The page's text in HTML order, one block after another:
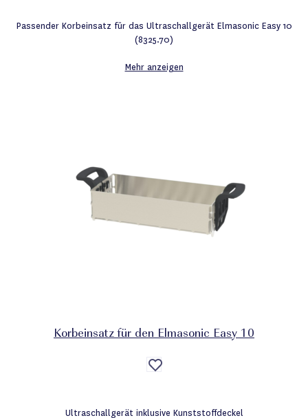
Passender Korbeinsatz für das Ultraschallgerät Elmasonic Easy 10
(8325.70)
Mehr anzeigen
Korbeinsatz für den Elmasonic Easy 10
Auf
die
Ultraschallgerät inklusive Kunststoffdeckel